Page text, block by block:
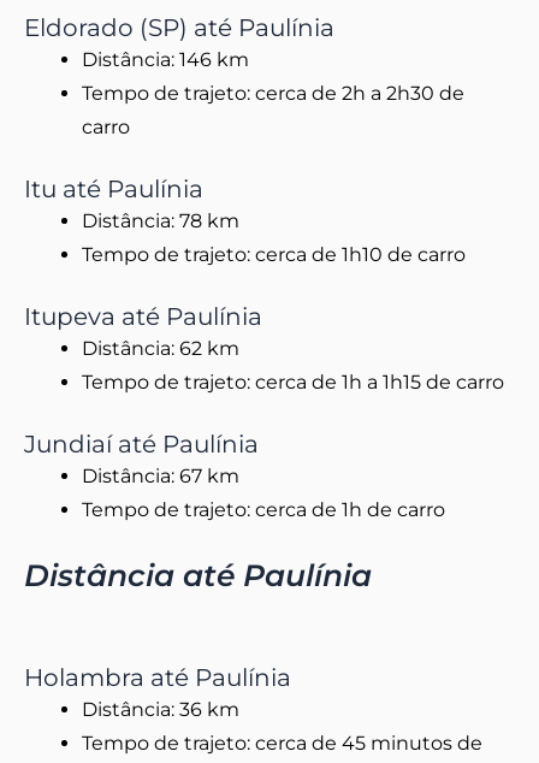
Eldorado (SP) até Paulínia
Distância: 146 km
Tempo de trajeto: cerca de 2h a 2h30 de
carro
Itu até Paulínia
Distância: 78 km
Tempo de trajeto: cerca de 1h10 de carro
Itupeva até Paulínia
Distância: 62 km
Tempo de trajeto: cerca de 1h a 1h15 de carro
Jundiaí até Paulínia
Distância: 67 km
Tempo de trajeto: cerca de 1h de carro
Distância até Paulínia
Holambra até Paulínia
Distância: 36 km
Tempo de trajeto: cerca de 45 minutos de